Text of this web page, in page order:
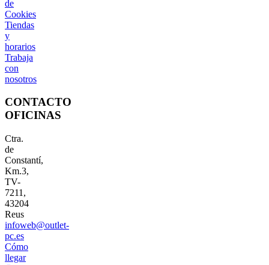
de
Cookies
Tiendas
y
horarios
Trabaja
con
nosotros
CONTACTO
OFICINAS
Ctra.
de
Constantí,
Km.3,
TV-
7211,
43204
Reus
infoweb@outlet-
pc.es
Cómo
llegar